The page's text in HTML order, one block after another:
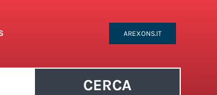
AREXONS.IT
CERCA